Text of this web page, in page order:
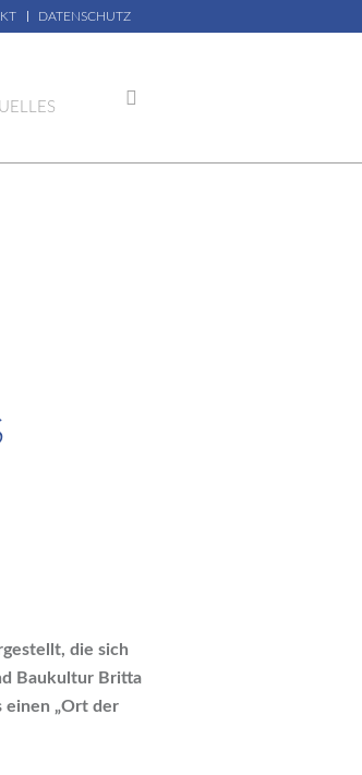
DATENSCHUTZ
die sich
Baukultur Britta
einen „Ort der